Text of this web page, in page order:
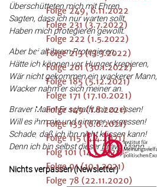
Folge 249, 6.11.2022
Folge 231 (3.7.2022)
Folge 222 (1.5.2022)
Folge 213 (13.3.2022)
Folge 201 (30.1.2022)
Folge 185 (5.12.2021)
Folge 171 (17.10.2021)
Folge 149 (1.8.2021)
Folge 133 (6.6.2021)
Folge 115 (4.4.2021)
Folg 101 (14.1.2021)
Folge 91 (10.1.2021)
Folge 78 (22.11.2020)
Überschütteten mich mit Ehren,
Sagten, dass ich nur warten sollt,
Haben mich protegieren gewollt.
Aber bei all ihrem Protegieren,
Hätte ich können vor Hunger krepieren,
Wär nicht gekommen ein wackerer Mann,
Wacker nahm er sich meiner an.
Braver Mann! Er schafft mir zu essen!
Will es ihm nie und nimmer vergessen!
Schade, daß ich ihn nicht küssen kann!
Denn ich bin selbst dieser brave Mann.
Nichts verpassen (Newsletter)